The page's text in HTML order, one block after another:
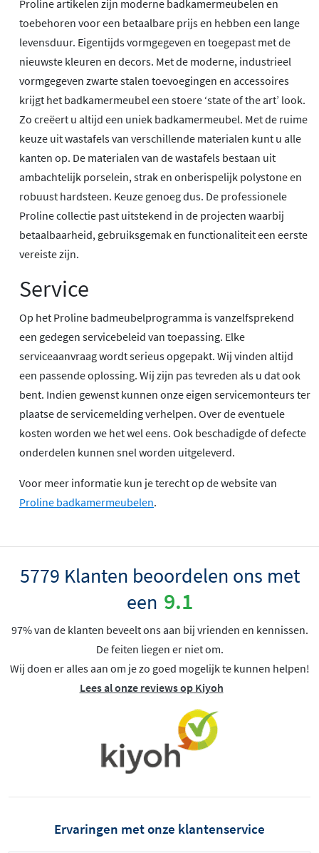
Proline artikelen zijn moderne badkamermeubelen en
toebehoren voor een betaalbare prijs en hebben een lange
levensduur. Eigentijds vormgegeven en toegepast met de
nieuwste kleuren en decors. Met de moderne, industrieel
vormgegeven zwarte stalen toevoegingen en accessoires
krijgt het badkamermeubel een stoere ‘state of the art’ look.
Zo creëert u altijd een uniek badkamermeubel. Met de ruime
keuze uit wastafels van verschillende materialen kunt u alle
kanten op. De materialen van de wastafels bestaan uit
ambachtelijk porselein, strak en onberispelijk polystone en
robuust hardsteen. Keuze genoeg dus. De professionele
Proline collectie past uitstekend in de projecten waarbij
betaalbaarheid, gebruiksgemak en functionaliteit een eerste
vereiste zijn.
Service
Op het Proline badmeubelprogramma is vanzelfsprekend
een gedegen servicebeleid van toepassing. Elke
serviceaanvraag wordt serieus opgepakt. Wij vinden altijd
een passende oplossing. Wij zijn pas tevreden als u dat ook
bent. Indien gewenst kunnen onze eigen servicemonteurs ter
plaatse de servicemelding verhelpen. Over de eventuele
kosten worden we het wel eens. Ook beschadigde of defecte
onderdelen kunnen snel worden uitgeleverd.
Voor meer informatie kun je terecht op de website van
Proline badkamermeubelen.
5779 Klanten beoordelen ons met
een 9.1
97% van de klanten beveelt ons aan bij vrienden en kennissen.
De feiten liegen er niet om.
Wij doen er alles aan om je zo goed mogelijk te kunnen helpen!
Lees al onze reviews op Kiyoh
Ervaringen met onze klantenservice